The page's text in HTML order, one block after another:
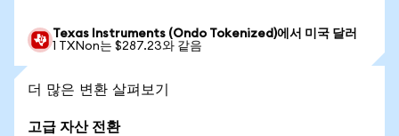
Texas Instruments (Ondo Tokenized)에서 미국 달러
1 TXNon는 $287.23와 같음
더 많은 변환 살펴보기
고급 자산 전환